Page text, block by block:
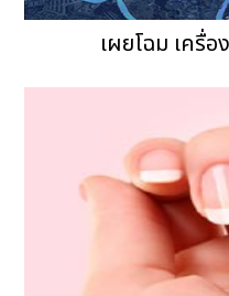
เผยโฉม เครื่